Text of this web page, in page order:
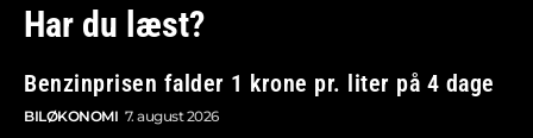
Har du læst?
Benzinprisen falder 1 krone pr. liter på 4 dage
BILØKONOMI 7. august 2026